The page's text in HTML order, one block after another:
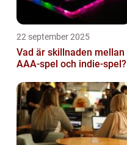
22 september 2025
Vad är skillnaden mellan
AAA-spel och indie-spel?